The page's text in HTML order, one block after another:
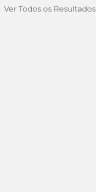
Ver Todos os Resultados